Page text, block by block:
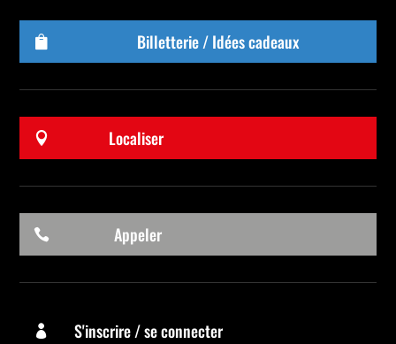
 Billetterie / Idées cadeaux
 Localiser
 Appeler
 S'inscrire / se connecter